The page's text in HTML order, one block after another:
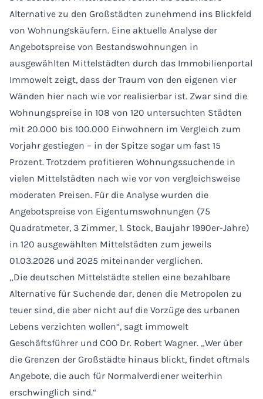
Alternative zu den Großstädten zunehmend ins Blickfeld
von Wohnungskäufern. Eine aktuelle Analyse der
Angebotspreise von Bestandswohnungen in
ausgewählten Mittelstädten durch das Immobilienportal
Immowelt zeigt, dass der Traum von den eigenen vier
Wänden hier nach wie vor realisierbar ist. Zwar sind die
Wohnungspreise in 108 von 120 untersuchten Städten
mit 20.000 bis 100.000 Einwohnern im Vergleich zum
Vorjahr gestiegen – in der Spitze sogar um fast 15
Prozent. Trotzdem profitieren Wohnungssuchende in
vielen Mittelstädten nach wie vor von vergleichsweise
moderaten Preisen. Für die Analyse wurden die
Angebotspreise von Eigentumswohnungen (75
Quadratmeter, 3 Zimmer, 1. Stock, Baujahr 1990er-Jahre)
in 120 ausgewählten Mittelstädten zum jeweils
01.03.2026 und 2025 miteinander verglichen.
„Die deutschen Mittelstädte stellen eine bezahlbare
Alternative für Suchende dar, denen die Metropolen zu
teuer sind, die aber nicht auf die Vorzüge des urbanen
Lebens verzichten wollen“, sagt immowelt
Geschäftsführer und COO Dr. Robert Wagner. „Wer über
die Grenzen der Großstädte hinaus blickt, findet oftmals
Angebote, die auch für Normalverdiener weiterhin
erschwinglich sind.“